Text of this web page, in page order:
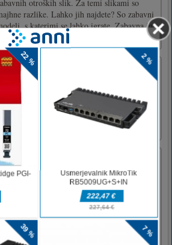
otroških slik. Za temi slikami so
razlike. Lahko jih najdete? So zabavni
s katerimi se lahko igrate. Zabavna in
FizColor
Tapnite pravilno barvno vrstico na zaslonu, da
čim hitreje odgovorite na barvno zahtevo.
grafika in zahtevna zasnova
roboti
Vs Robots je obrambna igra stolpa,
primerna za ljudi vseh starosti. Igra vključuje
tri načine, način robota, noč čarovnic in
božični način. Vaši sovražniki so roboti in
različne pošasti. Za dobro obrambo pred
sovražniki morate postaviti svoje orožje.